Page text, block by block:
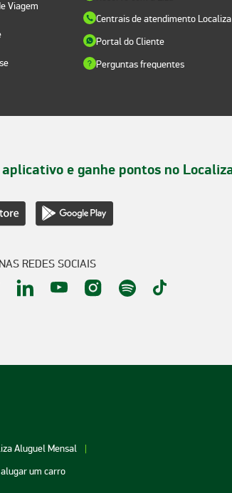
Viagem
Centrais de atendimento Localiza
Portal do Cliente
Perguntas frequentes
e ganhe pontos no
REDES SOCIAIS
Aluguel Mensal
um carro